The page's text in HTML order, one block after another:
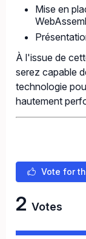
Mise en
À l'issue de
serez capable
technologie
hautement
Vote for
2 Votes